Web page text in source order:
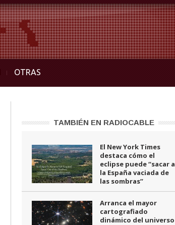
OTRAS
TAMBIÉN EN RADIOCABLE
El New York Times
destaca cómo el
eclipse puede “sacar a
la España vaciada de
las sombras”
Arranca el mayor
cartografiado
dinámico del universo